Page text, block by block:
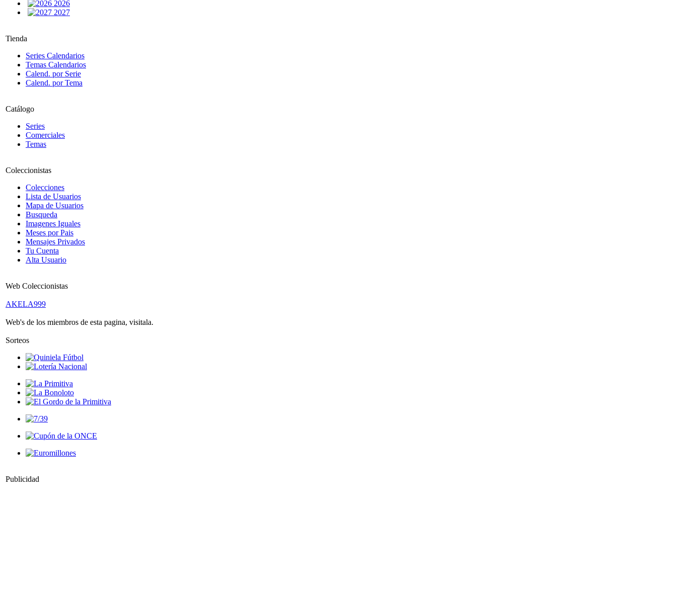
2026
2027
Tienda
Series Calendarios
Temas Calendarios
Calend. por Serie
Calend. por Tema
Catálogo
Series
Comerciales
Temas
Coleccionistas
Colecciones
Lista de Usuarios
Mapa de Usuarios
Busqueda
Imagenes Iguales
Meses por Pais
Mensajes Privados
Tu Cuenta
Alta Usuario
Web Coleccionistas
AKELA999
Web's de los miembros de esta pagina, visitala.
Sorteos
Publicidad